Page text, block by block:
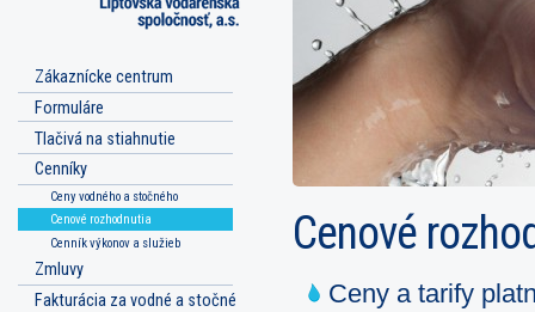
Cenové
Ceny a tarify
Zákaznícke centrum
Formuláre
Tlačivá na stiahnutie
Cenníky
Ceny vodného a stočného
Cenové rozhodnutia
Cenník výkonov a služieb
Zmluvy
Fakturácia za vodné a stočné